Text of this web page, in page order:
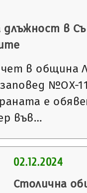
длъжност в
в община
№ОХ-
е
във…
02.12.2024
Столична